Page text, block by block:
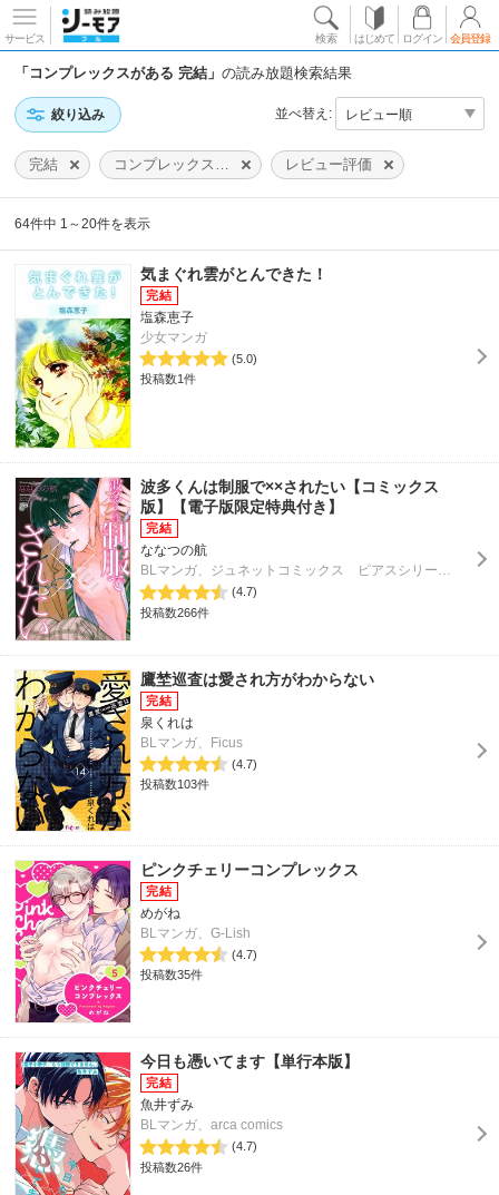
サービス 検索 はじめて ログイン 会員登録
「コンプレックスがある 完結」の読み放題検索結果
絞り込み 並べ替え:
完結 コンプレックスがある レビュー評価
64件中 1～20件を表示
気まぐれ雲がとんできた！
塩森恵子
少女マンガ
(5.0)
投稿数1件
波多くんは制服で××されたい【コミックス
版】【電子版限定特典付き】
ななつの航
BLマンガ、ジュネットコミックス ピアスシリーズ / BOY'Sピアス
(4.7)
投稿数266件
鷹埜巡査は愛され方がわからない
泉くれは
BLマンガ、Ficus
(4.7)
投稿数103件
ピンクチェリーコンプレックス
めがね
BLマンガ、G-Lish
(4.7)
投稿数35件
今日も憑いてます【単行本版】
魚井ずみ
BLマンガ、arca comics
(4.7)
投稿数26件